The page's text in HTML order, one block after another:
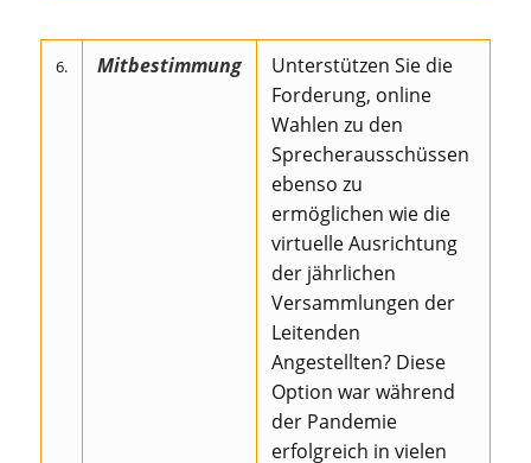
6. Mitbestimmung
Unterstützen Sie die
Forderung, online
Wahlen zu den
Sprecherausschüssen
ebenso zu
ermöglichen wie die
virtuelle Ausrichtung
der jährlichen
Versammlungen der
Leitenden
Angestellten? Diese
Option war während
der Pandemie
erfolgreich in vielen